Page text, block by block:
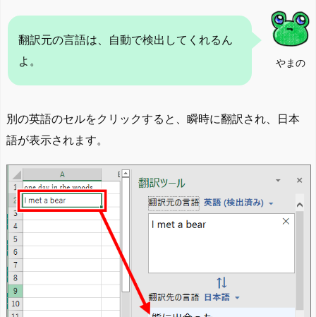
やまの
翻訳元の言語は、自動で検出してくれるん
よ。
別の英語のセルをクリックすると、瞬時に翻訳され、日本
語が表示されます。